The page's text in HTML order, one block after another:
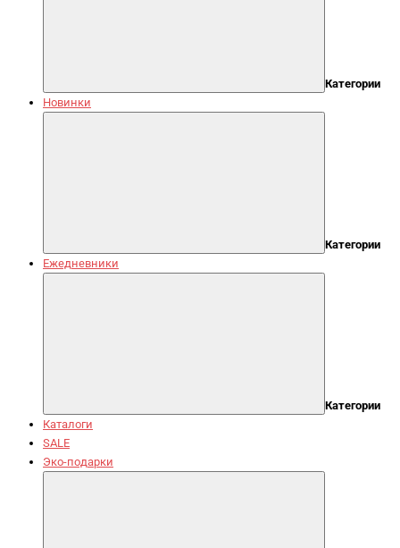
Категории
Новинки
Категории
Ежедневники
Категории
Каталоги
SALE
Эко-подарки